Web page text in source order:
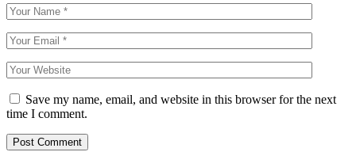
Save my name, email, and website in this browser for the next
time I comment.